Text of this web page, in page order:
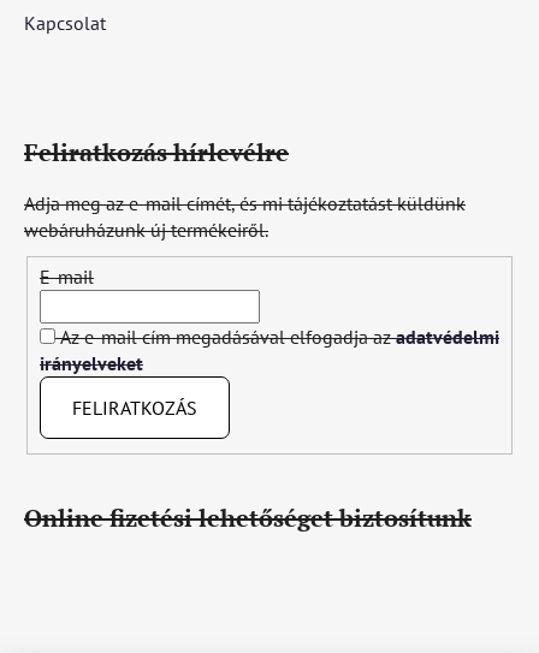
Kapcsolat
Feliratkozás hírlevélre
Adja meg az e-mail címét, és mi tájékoztatást küldünk
webáruházunk új termékeiről.
E-mail
Az e-mail cím megadásával elfogadja azadatvédelmi
irányelveket
FELIRATKOZÁS
Online fizetési lehetőséget biztosítunk